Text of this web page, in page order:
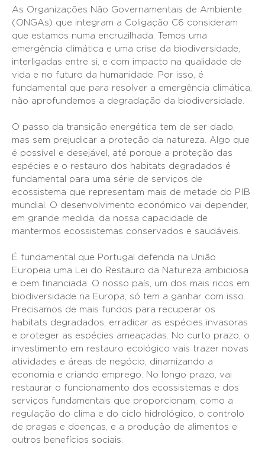
As Organizações Não Governamentais de Ambiente
(ONGAs) que integram a Coligação C6 consideram
que estamos numa encruzilhada. Temos uma
emergência climática e uma crise da biodiversidade,
interligadas entre si, e com impacto na qualidade de
vida e no futuro da humanidade. Por isso, é
fundamental que para resolver a emergência climática,
não aprofundemos a degradação da biodiversidade.
O passo da transição energética tem de ser dado,
mas sem prejudicar a proteção da natureza. Algo que
é possível e desejável, até porque a proteção das
espécies e o restauro dos habitats degradados é
fundamental para uma série de serviços de
ecossistema que representam mais de metade do PIB
mundial. O desenvolvimento económico vai depender,
em grande medida, da nossa capacidade de
mantermos ecossistemas conservados e saudáveis.
É fundamental que Portugal defenda na União
Europeia uma Lei do Restauro da Natureza ambiciosa
e bem financiada. O nosso país, um dos mais ricos em
biodiversidade na Europa, só tem a ganhar com isso.
Precisamos de mais fundos para recuperar os
habitats degradados, erradicar as espécies invasoras
e proteger as espécies ameaçadas. No curto prazo, o
investimento em restauro ecológico vais trazer novas
atividades e áreas de negócio, dinamizando a
economia e criando emprego. No longo prazo, vai
restaurar o funcionamento dos ecossistemas e dos
serviços fundamentais que proporcionam, como a
regulação do clima e do ciclo hidrológico, o controlo
de pragas e doenças, e a produção de alimentos e
outros benefícios sociais.